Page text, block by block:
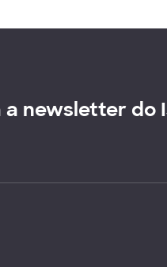
a newsletter do